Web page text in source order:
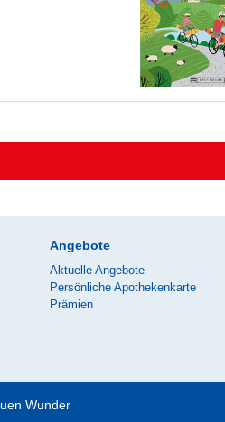
Angebote
Aktuelle Angebote
Persönliche Apothekenkarte
Prämien
Wunder